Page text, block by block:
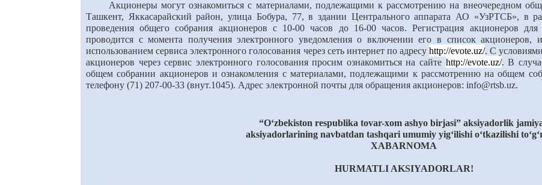
Акционеры могут ознакомиться с материалами, подлежащими к рассмотрению на внеочередном
Ташкент, Яккасарайский район, улица Бобура, 77, в здании Центрального аппарата АО «УзРТСБ», в
проведения общего собрания акционеров с 10-00 часов до 16-00 часов.Регистрация акционеров
проводится с момента получения электронного уведомления о включении его в список
использованием сервиса электронного голосования через сеть интернет по адресуhttp://evote.uz/.С
акционеров через сервис электронного голосования просим ознакомиться на сайте http://evote.uz/.В
общем собрании акционеров и ознакомления с материалами, подлежащими к рассмотрению на общем
телефону (71) 207-00-33 (внут.1045). Адрес электронной почты для обращения акционеров: info@rtsb.uz.
“O‘zbekiston respublika tovar-xom ashyo birjasi” aksiyadorlik
aksiyadorlarining navbatdan tashqari umumiy yig‘ilishi o‘tkazilishi
XABARNOMA
HURMATLI AKSIYADORLAR!